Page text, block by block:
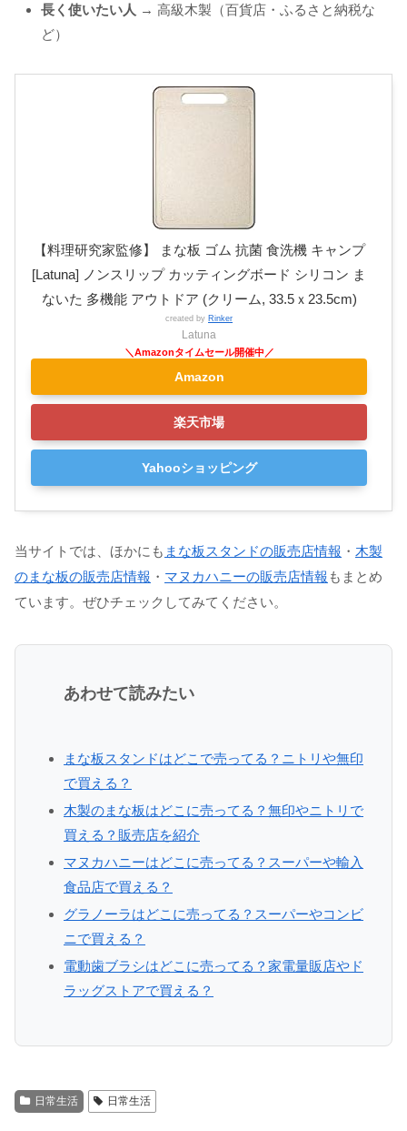
長く使いたい人 → 高級木製（百貨店・ふるさと納税な
ど）
【料理研究家監修】 まな板 ゴム 抗菌 食洗機 キャンプ
[Latuna] ノンスリップ カッティングボード シリコン ま
ないた 多機能 アウトドア (クリーム, 33.5ｘ23.5cm)
created by Rinker
Latuna
Amazon
楽天市場
Yahooショッピング
当サイトでは、ほかにも まな板スタンドの販売店情報 ・ 木製
のまな板の販売店情報 ・ マヌカハニーの販売店情報 もまとめ
ています。ぜひチェックしてみてください。
あわせて読みたい
まな板スタンドはどこで売ってる？ニトリや無印
で買える？
木製のまな板はどこに売ってる？無印やニトリで
買える？販売店を紹介
マヌカハニーはどこに売ってる？スーパーや輸入
食品店で買える？
グラノーラはどこに売ってる？スーパーやコンビ
ニで買える？
電動歯ブラシはどこに売ってる？家電量販店やド
ラッグストアで買える？
日常生活 日常生活